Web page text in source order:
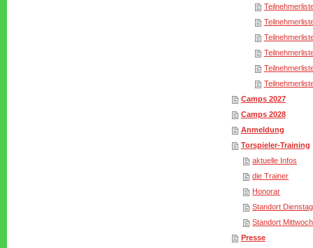
Camps 2027
Camps 2028
Anmeldung
Torspieler-Training
aktuelle Infos
die Trainer
Honorar
Standort
Standort Mittwoch
Presse